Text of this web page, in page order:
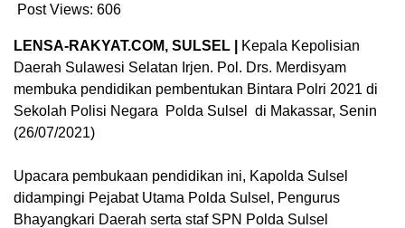
Post Views: 606
LENSA-RAKYAT.COM, SULSEL |
Kepala Kepolisian
Daerah Sulawesi Selatan Irjen. Pol. Drs. Merdisyam
membuka pendidikan pembentukan Bintara Polri 2021 di
Sekolah Polisi Negara Polda Sulsel di Makassar, Senin
(26/07/2021)
Upacara pembukaan pendidikan ini, Kapolda Sulsel
didampingi Pejabat Utama Polda Sulsel, Pengurus
Bhayangkari Daerah serta staf SPN Polda Sulsel